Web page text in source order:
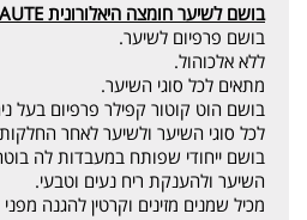
בושם לשיער חומצה היאלורונית LA BEAUTE לה בוטה 50 מ"ל
בושם פרפיום לשיער.
ללא אלכוהול.
מתאים לכל סוגי השיער.
בושם הוט קוטור קפילר פרפיום בעל
לכל סוגי השיער ולשיער לאחר החלקות
בושם ייחודי שפותח במעבדות לה
השיער ולהענקת ריח נעים וטבעי.
מכיל שמנים מזינים וקרטין להגנה